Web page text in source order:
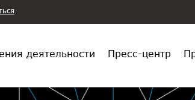
деятельности Пресс-центр